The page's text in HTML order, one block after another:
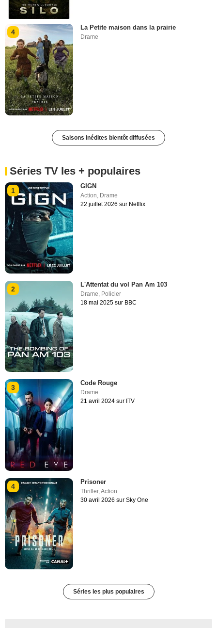
4
La Petite maison dans la prairie
Drame
Saisons inédites bientôt diffusées
Séries TV les + populaires
1
GIGN
Action Drame
22 juillet 2026 sur Netflix
2
L'Attentat du vol Pan Am 103
Drame, Policier
18 mai 2025 sur BBC
3
Code Rouge
Drame
21 avril 2024 sur ITV
4
Prisoner
Thriller,Action
30 avril 2026 sur Sky One
Séries les plus populaires